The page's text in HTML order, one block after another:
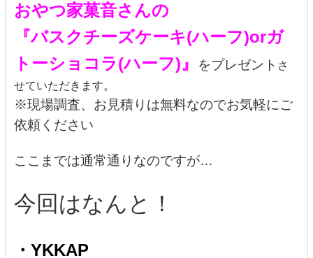
おやつ家菓音さんの
『バスクチーズケーキ(ハーフ)orガ
トーショコラ(ハーフ)』
をプレゼント さ
せていただきます。
※現場調査、お見積りは無料なのでお気軽にご
依頼ください
ここまでは通常通りなのですが…
今回はなんと！
・YKKAP